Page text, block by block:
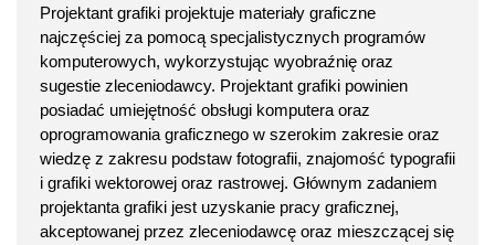
Projektant grafiki projektuje materiały graficzne
najczęściej za pomocą specjalistycznych programów
komputerowych, wykorzystując wyobraźnię oraz
sugestie zleceniodawcy. Projektant grafiki powinien
posiadać umiejętność obsługi komputera oraz
oprogramowania graficznego w szerokim zakresie oraz
wiedzę z zakresu podstaw fotografii, znajomość typografii
i grafiki wektorowej oraz rastrowej. Głównym zadaniem
projektanta grafiki jest uzyskanie pracy graficznej,
akceptowanej przez zleceniodawcę oraz mieszczącej się